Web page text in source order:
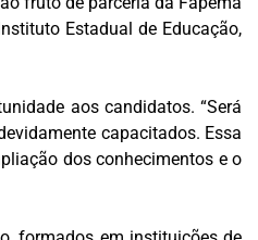
Estadual de Educação,
aos candidatos. “Será
capacitados. Essa
dos conhecimentos e o